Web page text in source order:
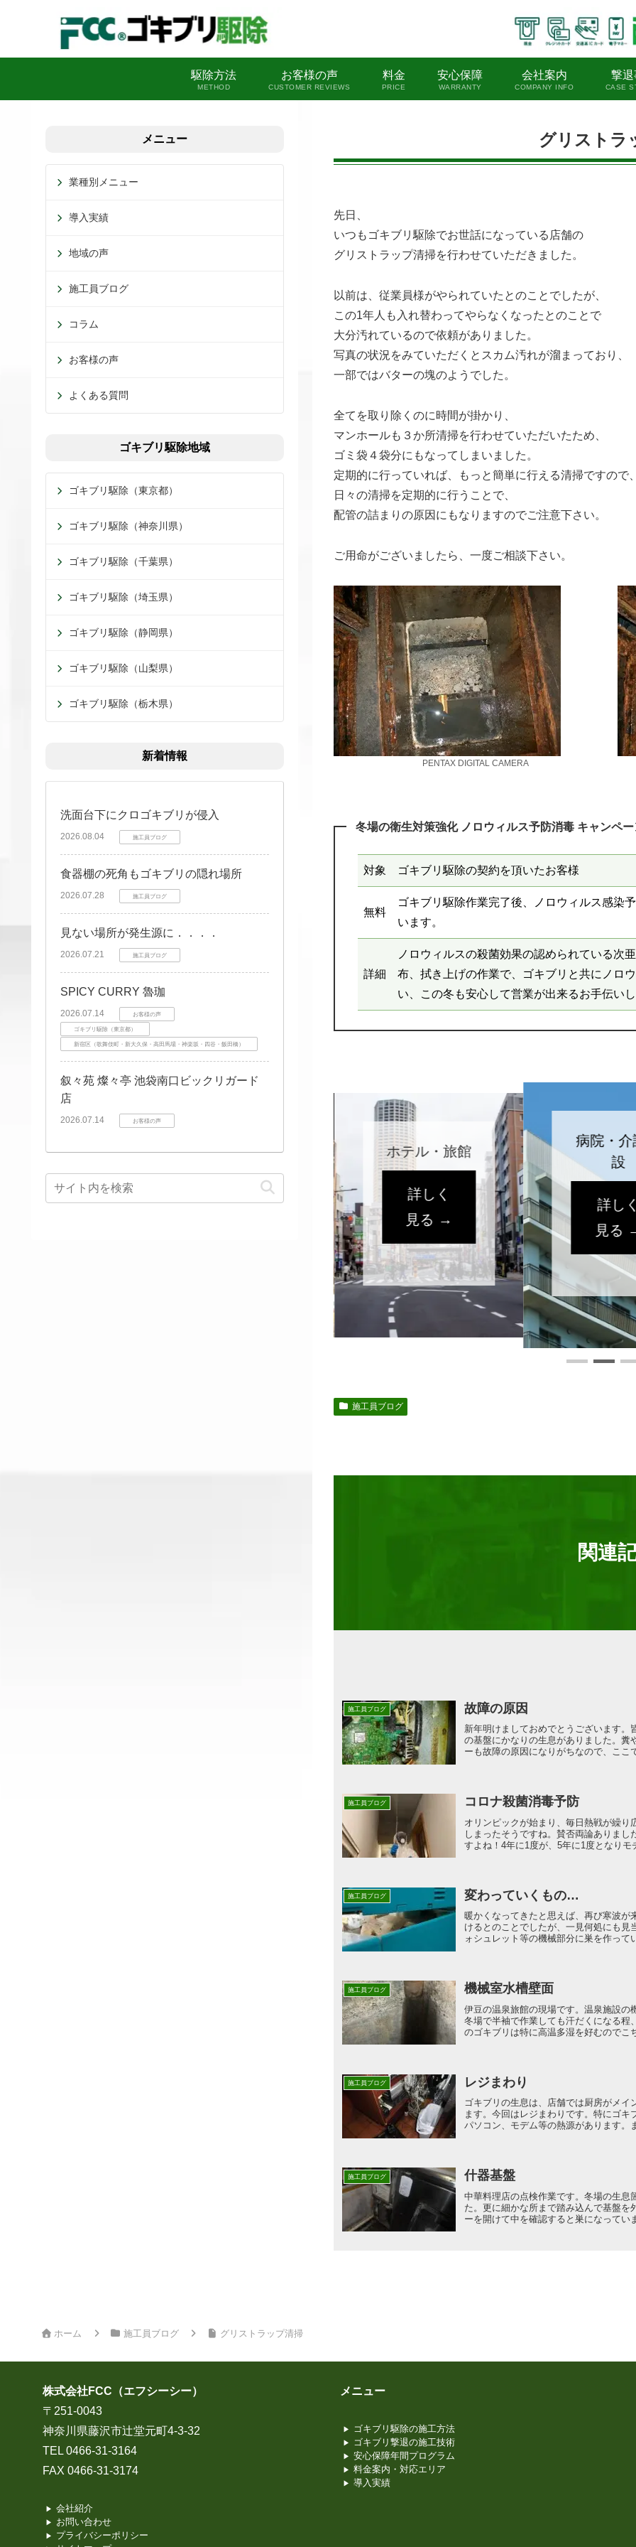
駆除方法
METHOD
お客様の声
CUSTOMER REVIEWS
料金
PRICE
安心保障
WARRANTY
会社案内
COMPANY INFO
撃
CASE
グリストラ
先日、
いつもゴキブリ駆除でお世話になっている店舗の
グリストラップ清掃を行わせていただきました。
以前は、従業員様がやられていたとのことでしたが、
この1年人も入れ替わってやらなくなったとのことで
大分汚れているので依頼がありました。
写真の状況をみていただくとスカム汚れが溜まっており、
一部ではバターの塊のようでした。
全てを取り除くのに時間が掛かり、
マンホールも３か所清掃を行わせていただいたため、
ゴミ袋４袋分にもなってしまいました。
定期的に行っていれば、もっと簡単に行える清掃ですので
日々の清掃を定期的に行うことで、
配管の詰まりの原因にもなりますのでご注意下さい。
ご用命がございましたら、一度ご相談下さい。
PENTAX DIGITAL CAMERA
冬場の衛生対策強化 ノロウィルス予防消毒 キャンペー
対象 ゴキブリ駆除の契約を頂いたお客様
無料
ゴキブリ駆除作業完了後、ノロウィルス感染
います。
詳細
ノロウィルスの殺菌効果の認められている次
布、拭き上げの作業で、ゴキブリと共にノロ
い、この冬も安心して営業が出来るお手伝い
飲食店 ホテル・旅館
詳しく
見る →
病院・介
設
詳し
見る
施工員ブログ
関連
施工員ブログ 故障の原因
新年明けましておめでとうございます
の基盤にかなりの生息がありました。
ーも故障の原因になりがちなので、ここ
施工員ブログ コロナ殺菌消毒予防
オリンピックが始まり、毎日熱戦が繰
しまったそうですね。賛否両論ありま
すよね！4年に1度が、5年に1度となり
施工員ブログ 変わっていくもの…
暖かくなってきたと思えば、再び寒波
けるとのことでしたが、一見何処にも
ォシュレット等の機械部分に巣を作って
施工員ブログ 機械室水槽壁面
伊豆の温泉旅館の現場です。温泉施設
冬場で半袖で作業しても汗だくになる
のゴキブリは特に高温多湿を好むのでこ
施工員ブログ レジまわり
ゴキブリの生息は、店舗では厨房がメ
ます。今回はレジまわりです。特にゴ
パソコン、モデム等の熱源があります。
施工員ブログ 什器基盤
中華料理店の点検作業です。冬場の生
た。更に細かな所まで踏み込んで基盤
ーを開けて中を確認すると巣になってい
メニュー
業種別メニュー
導入実績
地域の声
施工員ブログ
コラム
お客様の声
よくある質問
ゴキブリ駆除地域
ゴキブリ駆除（東京都）
ゴキブリ駆除（神奈川県）
ゴキブリ駆除（千葉県）
ゴキブリ駆除（埼玉県）
ゴキブリ駆除（静岡県）
ゴキブリ駆除（山梨県）
ゴキブリ駆除（栃木県）
新着情報
洗面台下にクロゴキブリが侵入
2026.08.04 施工員ブログ
食器棚の死角もゴキブリの隠れ場所
2026.07.28 施工員ブログ
見ない場所が発生源に．．．．
2026.07.21 施工員ブログ
SPICY CURRY 魯珈
2026.07.14 お客様の声
ゴキブリ駆除（東京都）
新宿区（歌舞伎町・新大久保・高田馬場・神楽坂・四谷・飯田橋）
叙々苑 燦々亭 池袋南口ビックリガード
店
2026.07.14 お客様の声
ホーム 施工員ブログ グリストラップ清掃
株式会社FCC（エフシーシー）
〒251-0043
神奈川県藤沢市辻堂元町4-3-32
TEL 0466-31-3164
FAX 0466-31-3174
会社紹介
お問い合わせ
プライバシーポリシー
メニュー
ゴキブリ駆除の施工方法
ゴキブリ撃退の施工技術
安心保障年間プログラム
料金案内・対応エリア
導入実績